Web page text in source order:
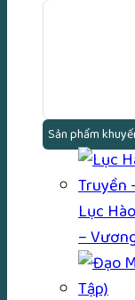
Sản phẩm
Lục
–